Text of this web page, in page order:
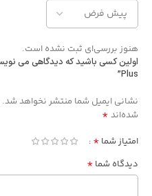
هنوز بررسی‌ای ثبت نشده است.
Plus”
نشانی ایمیل شما منتشر نخواهد شد.
شده‌اند *
امتیاز شما *
دیدگاه شما *
Alternative: